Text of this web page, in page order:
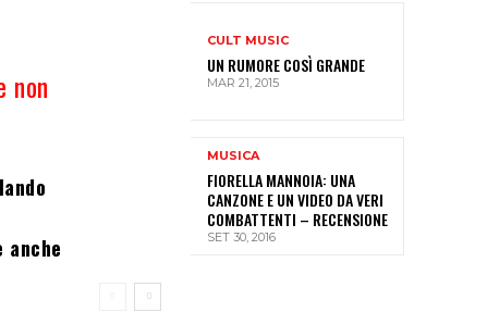
non
anche
CULT MUSIC
UN RUMORE COSÌ GRANDE
MAR 21, 2015
MUSICA
FIORELLA MANNOIA: UNA
CANZONE E UN VIDEO DA VERI
COMBATTENTI – RECENSIONE
SET 30, 2016